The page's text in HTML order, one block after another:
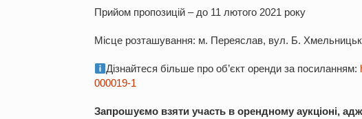
Прийом пропозицій – до 11 лютого 2021 року
Місце розташування: м. Переяслав, вул. Б.
Дізнайтеся більше про об’єкт оренди за посиланням:
000019-1
Запрошуємо взяти участь в орендному аукціоні,